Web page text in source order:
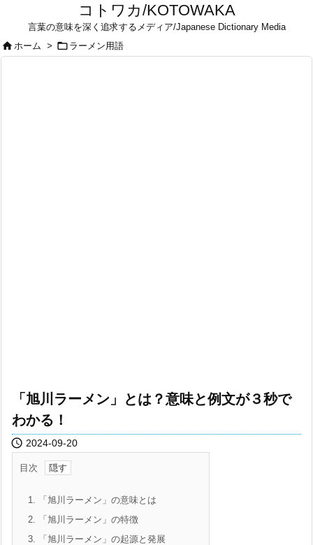
コトワカ/KOTOWAKA
言葉の意味を深く追求するメディア/Japanese Dictionary Media
ホーム >  ラーメン用語
「旭川ラーメン」とは？意味と例文が３秒で
わかる！
 2024-09-20
目次
1. 「旭川ラーメン」の意味とは
2. 「旭川ラーメン」の特徴
3. 「旭川ラーメン」の起源と発展